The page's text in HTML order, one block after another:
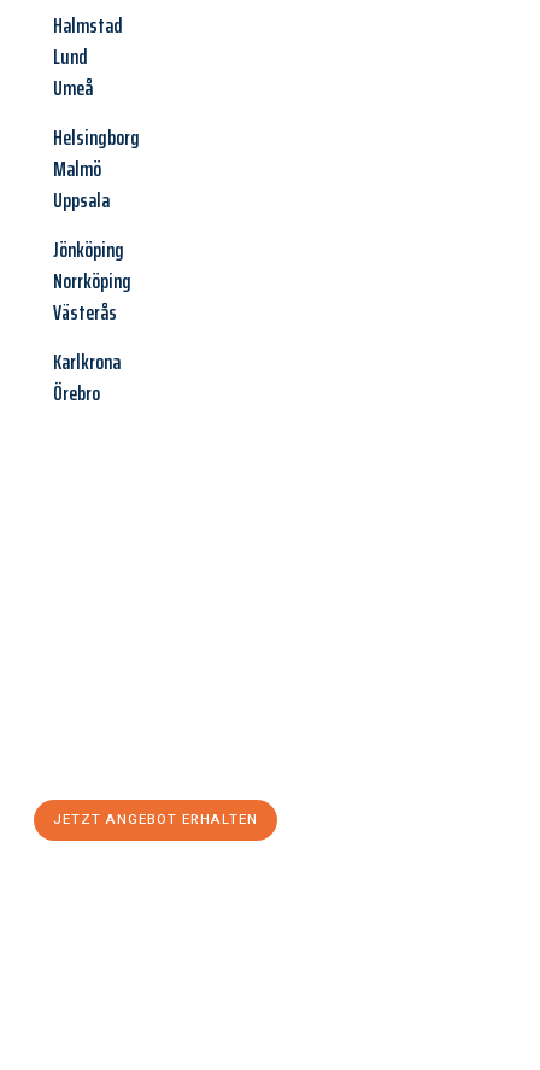
Halmstad
Lund
Umeå
Helsingborg
Malmö
Uppsala
Jönköping
Norrköping
Västerås
Karlkrona
Örebro
JETZT ANGEBOT ERHALTEN